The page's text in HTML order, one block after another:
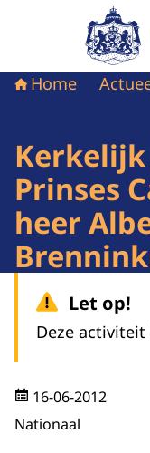
Naar
Home
Prinses
heer
Let op!
Deze
16-06-2012
Nationaal